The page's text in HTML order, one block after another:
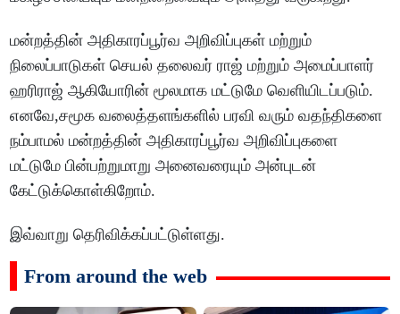
மன்றத்தின் அதிகாரப்பூர்வ அறிவிப்புகள் மற்றும்
நிலைப்பாடுகள் செயல் தலைவர் ராஜ் மற்றும் அமைப்பாளர்
ஹரிராஜ் ஆகியோரின் மூலமாக மட்டுமே வெளியிடப்படும்.
எனவே,சமூக வலைத்தளங்களில் பரவி வரும் வதந்திகளை
நம்பாமல் மன்றத்தின் அதிகாரப்பூர்வ அறிவிப்புகளை
மட்டுமே பின்பற்றுமாறு அனைவரையும் அன்புடன்
கேட்டுக்கொள்கிறோம்.
இவ்வாறு தெரிவிக்கப்பட்டுள்ளது.
From around the web